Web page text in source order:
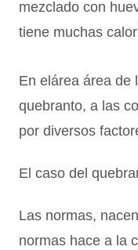
mezclado con
tiene muchas
En elárea área de
quebranto, a las
por diversos
El caso del
Las normas,
normas hace a la